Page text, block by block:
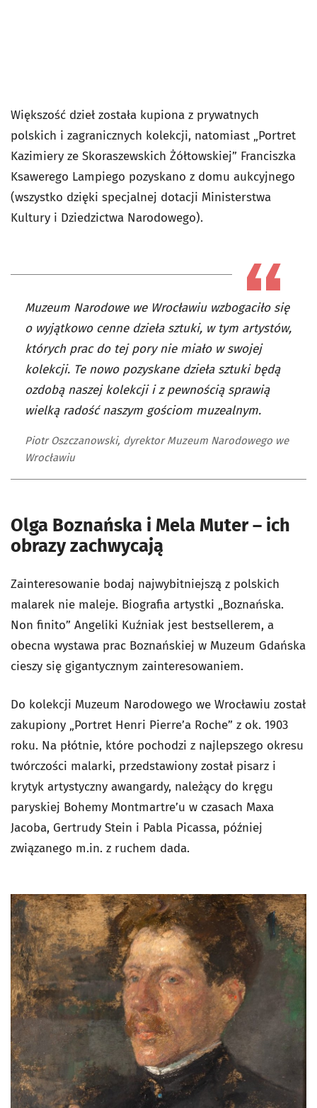
Większość dzieł została kupiona z prywatnych
polskich i zagranicznych kolekcji, natomiast „Portret
Kazimiery ze Skoraszewskich Żółtowskiej” Franciszka
Ksawerego Lampiego pozyskano z domu aukcyjnego
(wszystko dzięki specjalnej dotacji Ministerstwa
Kultury i Dziedzictwa Narodowego).
Muzeum Narodowe we Wrocławiu wzbogaciło się
o wyjątkowo cenne dzieła sztuki, w tym artystów,
których prac do tej pory nie miało w swojej
kolekcji. Te nowo pozyskane dzieła sztuki będą
ozdobą naszej kolekcji i z pewnością sprawią
wielką radość naszym gościom muzealnym.
Piotr Oszczanowski, dyrektor Muzeum Narodowego we
Wrocławiu
Olga Boznańska i Mela Muter – ich
obrazy zachwycają
Zainteresowanie bodaj najwybitniejszą z polskich
malarek nie maleje. Biografia artystki „Boznańska.
Non finito” Angeliki Kuźniak jest bestsellerem, a
obecna wystawa prac Boznańskiej w Muzeum Gdańska
cieszy się gigantycznym zainteresowaniem.
Do kolekcji Muzeum Narodowego we Wrocławiu został
zakupiony „Portret Henri Pierre’a Roche” z ok. 1903
roku. Na płótnie, które pochodzi z najlepszego okresu
twórczości malarki, przedstawiony został pisarz i
krytyk artystyczny awangardy, należący do kręgu
paryskiej Bohemy Montmartre’u w czasach Maxa
Jacoba, Gertrudy Stein i Pabla Picassa, później
związanego m.in. z ruchem dada.